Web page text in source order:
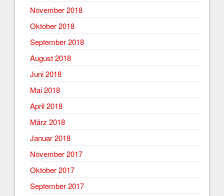
November 2018
Oktober 2018
September 2018
August 2018
Juni 2018
Mai 2018
April 2018
März 2018
Januar 2018
November 2017
Oktober 2017
September 2017